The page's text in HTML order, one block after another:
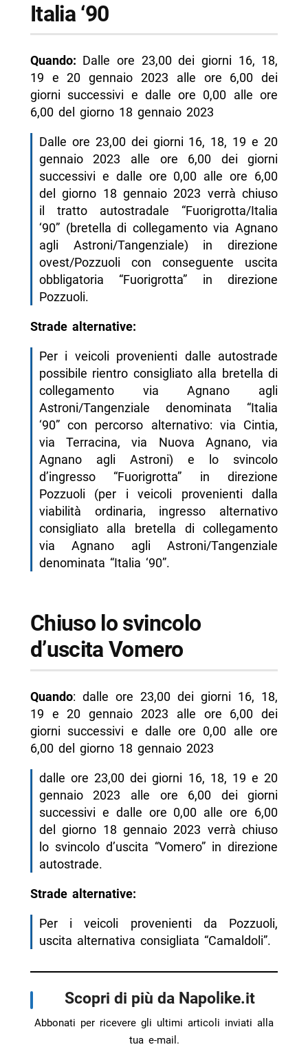
Italia ‘90
Quando: Dalle ore 23,00 dei giorni 16, 18,
19 e 20 gennaio 2023 alle ore 6,00 dei
giorni successivi e dalle ore 0,00 alle ore
6,00 del giorno 18 gennaio 2023
Dalle ore 23,00 dei giorni 16, 18, 19 e 20
gennaio 2023 alle ore 6,00 dei giorni
successivi e dalle ore 0,00 alle ore 6,00
del giorno 18 gennaio 2023 verrà chiuso
il tratto autostradale “Fuorigrotta/Italia
‘90” (bretella di collegamento via Agnano
agli Astroni/Tangenziale) in direzione
ovest/Pozzuoli con conseguente uscita
obbligatoria “Fuorigrotta” in direzione
Pozzuoli.
Strade alternative:
Per i veicoli provenienti dalle autostrade
possibile rientro consigliato alla bretella di
collegamento via Agnano agli
Astroni/Tangenziale denominata “Italia
‘90” con percorso alternativo: via Cintia,
via Terracina, via Nuova Agnano, via
Agnano agli Astroni) e lo svincolo
d’ingresso “Fuorigrotta” in direzione
Pozzuoli (per i veicoli provenienti dalla
viabilità ordinaria, ingresso alternativo
consigliato alla bretella di collegamento
via Agnano agli Astroni/Tangenziale
denominata “Italia ‘90”.
Chiuso lo svincolo
d’uscita Vomero
Quando: dalle ore 23,00 dei giorni 16, 18,
19 e 20 gennaio 2023 alle ore 6,00 dei
giorni successivi e dalle ore 0,00 alle ore
6,00 del giorno 18 gennaio 2023
dalle ore 23,00 dei giorni 16, 18, 19 e 20
gennaio 2023 alle ore 6,00 dei giorni
successivi e dalle ore 0,00 alle ore 6,00
del giorno 18 gennaio 2023 verrà chiuso
lo svincolo d’uscita “Vomero” in direzione
autostrade.
Strade alternative:
Per i veicoli provenienti da Pozzuoli,
uscita alternativa consigliata “Camaldoli”.
Scopri di più da Napolike.it
Abbonati per ricevere gli ultimi articoli inviati alla
tua e-mail.